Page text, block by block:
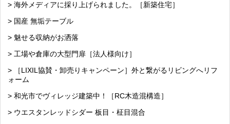
> 海外メディアに採り上げられました。［新築住宅］
> 国産 無垢テーブル
> 魅せる収納がお洒落
> 工場や倉庫の大型門扉［法人様向け］
> ［LIXIL協賛・卸売りキャンペーン］外と繋がるリビングへリフ
ォーム
> 和光市でヴィレッジ建築中！［RC木造混構造］
> ウエスタンレッドシダー 板目・柾目混合